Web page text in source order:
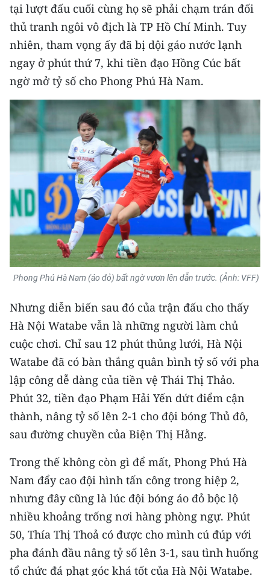
54 DÂN TỘC VIỆT NAM
CHƯƠNG TRÌNH OCOP - MỖI XÃ
MỘT SẢN PHẨM
MEDIA CENTER
E-Magazine
Video
Media Chính trị
Media Kinh tế
Media Văn hóa
Media Xã hội
Media Pháp luật
Media Du lịch
Media Thế giới
Media Thể thao
Media Giáo dục
Media Y tế
Media Khoa học - Công nghệ
Media Môi trường
Ảnh
Infographic
tại lượt đấu cuối cùng họ sẽ phải chạm trán đối
thủ tranh ngôi vô địch là TP Hồ Chí Minh. Tuy
nhiên, tham vọng ấy đã bị dội gáo nước lạnh
ngay ở phút thứ 7, khi tiền đạo Hồng Cúc bất
ngờ mở tỷ số cho Phong Phú Hà Nam.
Phong Phú Hà Nam (áo đỏ) bất ngờ vươn lên dẫn trước. (Ảnh: VFF)
Nhưng diễn biến sau đó của trận đấu cho thấy
Hà Nội Watabe vẫn là những người làm chủ
cuộc chơi. Chỉ sau 12 phút thủng lưới, Hà Nội
Watabe đã có bàn thắng quân bình tỷ số với pha
lập công dễ dàng của tiền vệ Thái Thị Thảo.
Phút 32, tiền đạo Phạm Hải Yến dứt điểm cận
thành, nâng tỷ số lên 2-1 cho đội bóng Thủ đô,
sau đường chuyền của Biện Thị Hằng.
Trong thế không còn gì để mất, Phong Phú Hà
Nam đẩy cao đội hình tấn công trong hiệp 2,
nhưng đây cũng là lúc đội bóng áo đỏ bộc lộ
nhiều khoảng trống nơi hàng phòng ngự. Phút
50, Thía Thị Thoả có được cho mình cú đúp với
pha đánh đầu nâng tỷ số lên 3-1, sau tình huống
tổ chức đá phạt góc khá tốt của Hà Nội Watabe.